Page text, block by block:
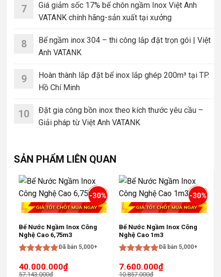
7
Giá giảm sốc 17% bể chôn ngầm Inox Việt Anh
VATANK chính hãng-sản xuất tại xưởng
8
Bể ngầm inox 304 – thi công lắp đặt trọn gói | Việt
Anh VATANK
9
Hoàn thành lắp đặt bể inox lắp ghép 200m³ tại TP.
Hồ Chí Minh
10
Đặt gia công bồn inox theo kích thước yêu cầu –
Giải pháp từ Việt Anh VATANK
SẢN PHẨM LIÊN QUAN
-30%
Bể Nước Ngầm Inox Công
Nghệ Cao 6,75m3
hạng55
sao
Đã bán 5,000+
57.143.000₫
40.000.000₫
-30%
Bể Nước Ngầm Inox Công
Nghệ Cao 1m3
hạng55
sao
Đã bán 5,000+
10.857.000₫
7.600.000₫